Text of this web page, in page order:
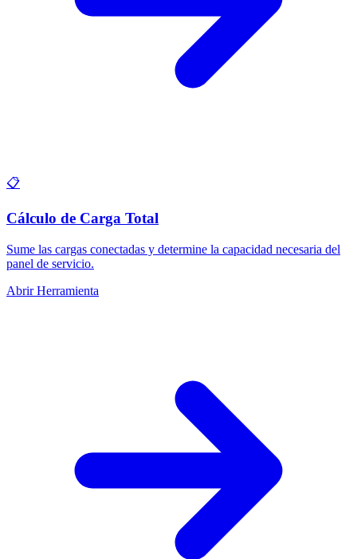
📋
Cálculo de Carga Total
Sume las cargas conectadas y determine la capacidad necesaria del
panel de servicio.
Abrir Herramienta